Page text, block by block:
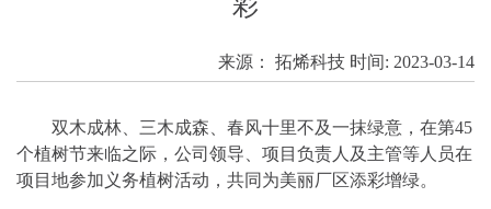
来源： 拓烯科技 时间: 2023-03-14
双木成林、三木成森、春风十里不及一抹绿意，在第45
个植树节来临之际，公司领导、项目负责人及主管等人员在
项目地参加义务植树活动，共同为美丽厂区添彩增绿。